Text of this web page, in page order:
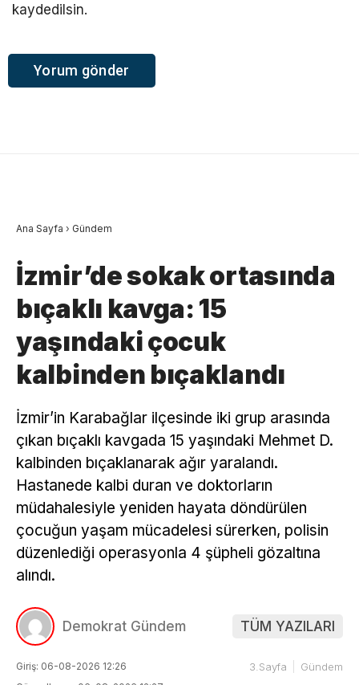
kaydedilsin.
Ana Sayfa › Gündem
İzmir’de sokak ortasında
bıçaklı kavga: 15
yaşındaki çocuk
kalbinden bıçaklandı
İzmir’in Karabağlar ilçesinde iki grup arasında
çıkan bıçaklı kavgada 15 yaşındaki Mehmet D.
kalbinden bıçaklanarak ağır yaralandı.
Hastanede kalbi duran ve doktorların
müdahalesiyle yeniden hayata döndürülen
çocuğun yaşam mücadelesi sürerken, polisin
düzenlediği operasyonla 4 şüpheli gözaltına
alındı.
Demokrat Gündem TÜM YAZILARI
Giriş: 06-08-2026 12:26
3.Sayfa Gündem